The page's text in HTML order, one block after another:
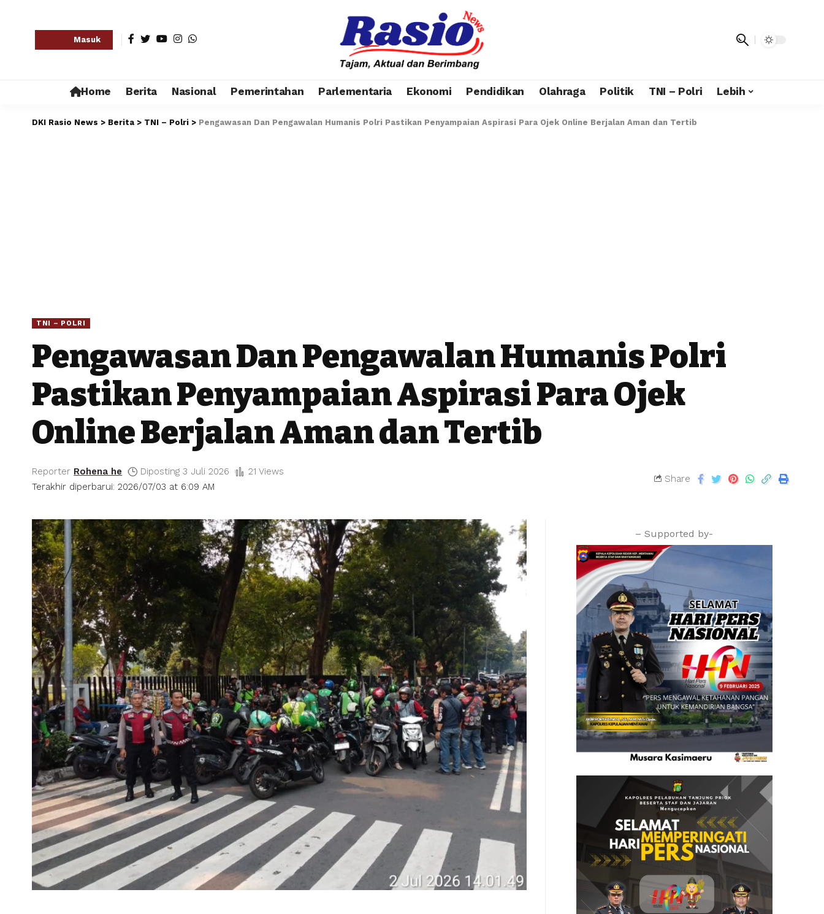
Masuk
Home Berita Nasional Pemerintahan Parlementaria Ekonomi Pendidikan Olahraga Politik TNI – Polri Lebih
DKI Rasio News > Berita > TNI – Polri > Pengawasan Dan Pengawalan Humanis Polri Pastikan Penyampaian Aspirasi Para Ojek Online Berjalan Aman dan Tertib
TNI – POLRI
Pengawasan Dan Pengawalan Humanis Polri
Pastikan Penyampaian Aspirasi Para Ojek
Online Berjalan Aman dan Tertib
Terakhir diperbarui: 2026/07/03 at 6:09 AM
Reporter Rohena he Diposting 3 Juli 2026 21 Views
Share
– Supported by-